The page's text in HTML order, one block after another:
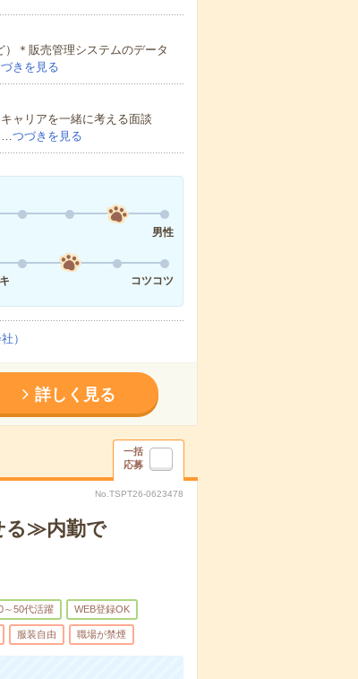
＊販売管理システムのデータ
きを見る
ャリアを一緒に考える面談
…つづきを見る
男性
コツコツ
）
詳しく見る
一括
応募
No.TSPT26-0623478
る≫内勤で
～50代活躍 WEB登録OK
服装自由 職場が禁煙